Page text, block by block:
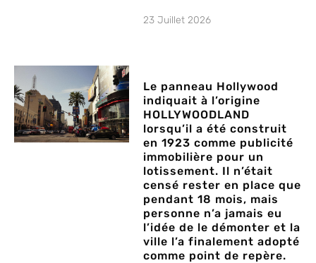
23 Juillet 2026
Le panneau Hollywood
indiquait à l’origine
HOLLYWOODLAND
lorsqu’il a été construit
en 1923 comme publicité
immobilière pour un
lotissement. Il n’était
censé rester en place que
pendant 18 mois, mais
personne n’a jamais eu
l’idée de le démonter et la
ville l’a finalement adopté
comme point de repère.